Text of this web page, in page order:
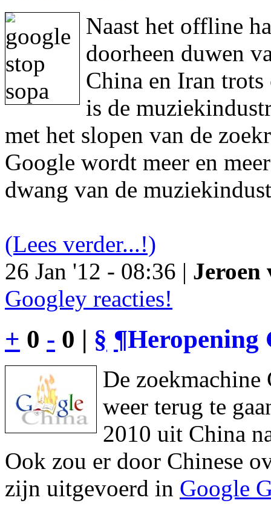
Naast het offline
doorheen duwen
China en Iran
is de
met het slopen van de
Google wordt meer en
dwang van de
(Lees verder...!)
26 Jan '12 - 08:36 | Jeroen
Googley reacties!
+ 0 - 0 | § ¶Heropening
De
weer terug te
2010 uit China
Ook zou er door Chinese
zijn uitgevoerd in Google